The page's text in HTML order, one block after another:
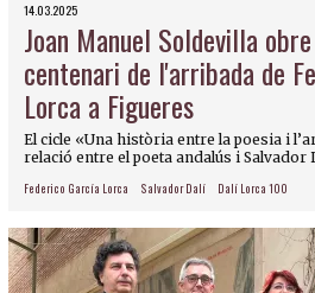
14.03.2025
Joan Manuel Soldevilla
centenari de l'arribada de
Lorca a Figueres
El cicle «Una història entre la poesia i
relació entre el poeta andalús i Salvador
Federico García Lorca Salvador Dalí Dalí Lorca 100